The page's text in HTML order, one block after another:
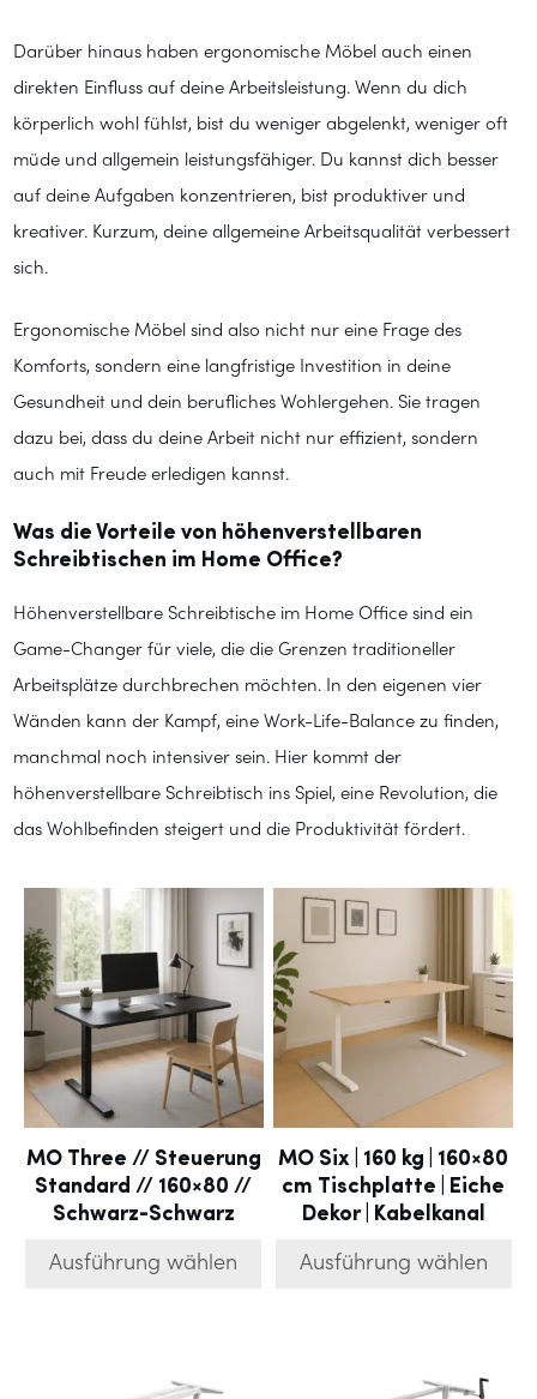
Darüber hinaus haben ergonomische Möbel auch einen
direkten Einfluss auf deine Arbeitsleistung. Wenn du dich
körperlich wohl fühlst, bist du weniger abgelenkt, weniger oft
müde und allgemein leistungsfähiger. Du kannst dich besser
auf deine Aufgaben konzentrieren, bist produktiver und
kreativer. Kurzum, deine allgemeine Arbeitsqualität verbessert
sich.
Ergonomische Möbel sind also nicht nur eine Frage des
Komforts, sondern eine langfristige Investition in deine
Gesundheit und dein berufliches Wohlergehen. Sie tragen
dazu bei, dass du deine Arbeit nicht nur effizient, sondern
auch mit Freude erledigen kannst.
Was die Vorteile von höhenverstellbaren
Schreibtischen im Home Office?
Höhenverstellbare Schreibtische im Home Office sind ein
Game-Changer für viele, die die Grenzen traditioneller
Arbeitsplätze durchbrechen möchten. In den eigenen vier
Wänden kann der Kampf, eine Work-Life-Balance zu finden,
manchmal noch intensiver sein. Hier kommt der
höhenverstellbare Schreibtisch ins Spiel, eine Revolution, die
das Wohlbefinden steigert und die Produktivität fördert.
MO Three // Steuerung
Standard // 160×80 //
Schwarz-Schwarz
Ausführung wählen
MO Six | 160 kg | 160×80
cm Tischplatte | Eiche
Dekor | Kabelkanal
Ausführung wählen
weist
weist